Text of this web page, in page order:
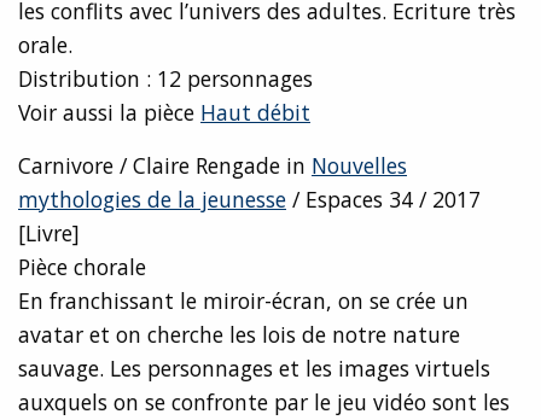
les conflits avec l’univers des adultes. Ecriture très
orale.
Distribution : 12 personnages
Voir aussi la pièce Haut débit
Carnivore / Claire Rengade in Nouvelles
mythologies de la jeunesse / Espaces 34 / 2017
[Livre]
Pièce chorale
En franchissant le miroir-écran, on se crée un
avatar et on cherche les lois de notre nature
sauvage. Les personnages et les images virtuels
auxquels on se confronte par le jeu vidéo sont les